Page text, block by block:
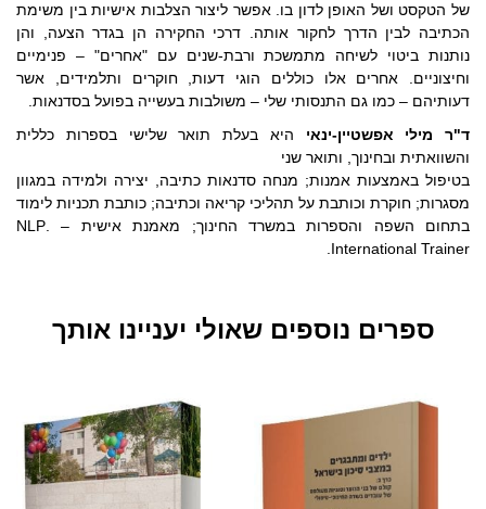
של הטקסט ושל האופן לדון בו. אפשר ליצור הצלבות אישיות בין משימת
הכתיבה לבין הדרך לחקור אותה. דרכי החקירה הן בגדר הצעה, והן
נותנות ביטוי לשיחה מתמשכת ורבת-שנים עם "אחרים" – פנימיים
וחיצוניים. אחרים אלו כוללים הוגי דעות, חוקרים ותלמידים, אשר
דעותיהם – כמו גם התנסותי שלי – משולבות בעשייה בפועל בסדנאות.
ד"ר מילי אפשטיין-ינאי היא בעלת תואר שלישי בספרות כללית
והשוואתית ובחינוך, ותואר שני
בטיפול באמצעות אמנות; מנחה סדנאות כתיבה, יצירה ולמידה במגוון
מסגרות; חוקרת וכותבת על תהליכי קריאה וכתיבה; כותבת תכניות לימוד
בתחום השפה והספרות במשרד החינוך; מאמנת אישית – .NLP
International Trainer.
ספרים נוספים שאולי יעניינו אותך